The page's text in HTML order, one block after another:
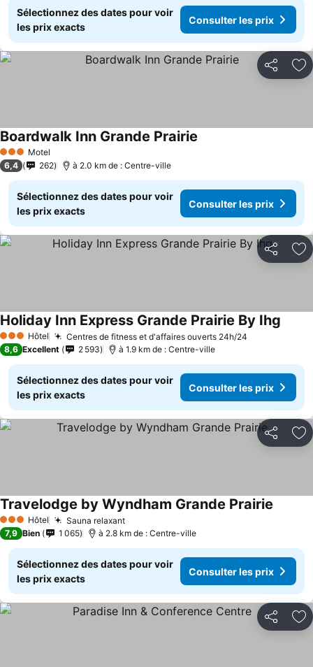
Sélectionnez des dates pour voir
les prix exacts
Consulter les prix
Partager
3 ÉtoilesMotel
Boardwalk Inn Grande Prairie
6,4 262 à 2.0 km de : Centre-ville
Sélectionnez des dates pour voir
les prix exacts
Consulter les prix
Partager
3 ÉtoilesHôtel Centres de fitness et d'affaires ouverts 24h/24
Holiday Inn Express Grande Prairie By Ihg
8,6 Excellent 2 593 à 1.9 km de : Centre-ville
Sélectionnez des dates pour voir
les prix exacts
Consulter les prix
Partager
3 ÉtoilesHôtel Sauna relaxantConsulter les prix
Travelodge by Wyndham Grande Prairie
7,9 Bien 1 065 à 2.8 km de : Centre-ville
Sélectionnez des dates pour voir
les prix exacts
Consulter les prix
Partager